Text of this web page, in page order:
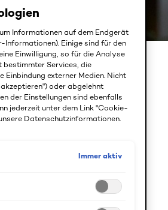
FÜR HAUT UND HAAR
LSF
Informationen auf dem Endgerät
Informationen). Einige sind für den
Einwilligung, so für die Analyse
Services, die
Einbindung externer Medien. Nicht
oder abgelehnt
der Einstellungen sind ebenfalls
jederzeit unter dem Link "Cookie-
Datenschutzinformationen.
Immer aktiv